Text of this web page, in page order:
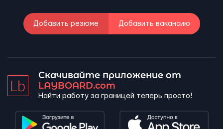
Добавить резюме Добавить вакансию
Скачивайте приложение от
LAYBOARD.com
Найти работу за границей теперь просто!